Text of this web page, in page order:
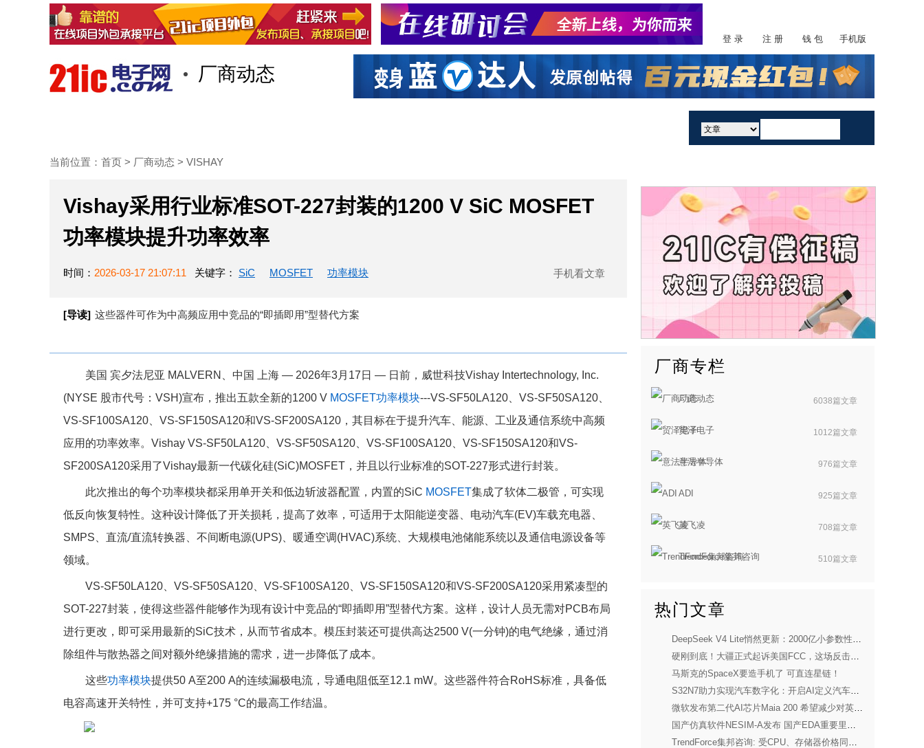
登 录 注 册 钱 包 手机版
厂商动态
当前位置： 首页 > 厂商动态 > VISHAY
Vishay采用行业标准SOT-227封装的1200 V SiC MOSFET
功率模块提升功率效率
时间： 2026-03-17 21:07:11 关键字： SiC MOSFET 功率模块 手机看文章
[导读] 这些器件可作为中高频应用中竞品的“即插即用”型替代方案
美国 宾夕法尼亚 MALVERN、中国 上海 — 2026年3月17日 — 日前，威世科技Vishay Intertechnology, Inc.
(NYSE 股市代号：VSH)宣布，推出五款全新的1200 V MOSFET功率模块---VS-SF50LA120、VS-SF50SA120、
VS-SF100SA120、VS-SF150SA120和VS-SF200SA120，其目标在于提升汽车、能源、工业及通信系统中高频
应用的功率效率。Vishay VS-SF50LA120、VS-SF50SA120、VS-SF100SA120、VS-SF150SA120和VS-
SF200SA120采用了Vishay最新一代碳化硅(SiC)MOSFET，并且以行业标准的SOT-227形式进行封装。
此次推出的每个功率模块都采用单开关和低边斩波器配置，内置的SiC MOSFET集成了软体二极管，可实现
低反向恢复特性。这种设计降低了开关损耗，提高了效率，可适用于太阳能逆变器、电动汽车(EV)车载充电器、
SMPS、直流/直流转换器、不间断电源(UPS)、暖通空调(HVAC)系统、大规模电池储能系统以及通信电源设备等
领域。
VS-SF50LA120、VS-SF50SA120、VS-SF100SA120、VS-SF150SA120和VS-SF200SA120采用紧凑型的
SOT-227封装，使得这些器件能够作为现有设计中竞品的“即插即用”型替代方案。这样，设计人员无需对PCB布局
进行更改，即可采用最新的SiC技术，从而节省成本。模压封装还可提供高达2500 V(一分钟)的电气绝缘，通过消
除组件与散热器之间对额外绝缘措施的需求，进一步降低了成本。
这些功率模块提供50 A至200 A的连续漏极电流，导通电阻低至12.1 mW。这些器件符合RoHS标准，具备低
电容高速开关特性，并可支持+175 °C的最高工作结温。
厂商专栏
厂商动态 6038篇文章
贸泽电子 1012篇文章
意法半导体 976篇文章
ADI 925篇文章
英飞凌 708篇文章
TrendForce集邦咨询 510篇文章
热门文章
DeepSeek V4 Lite悄然更新：2000亿小参数性能逼近美国顶流
硬刚到底！大疆正式起诉美国FCC，这场反击太解气
马斯克的SpaceX要造手机了 可直连星链！
S32N7助力实现汽车数字化：开启AI定义汽车新时代
微软发布第二代AI芯片Maia 200 希望减少对英伟达依赖
国产仿真软件NESIM-A发布 国产EDA重要里程碑
TrendForce集邦咨询: 受CPU、存储器价格同步上涨压力，预估2026年第一季度笔电出货量将季减14.8%